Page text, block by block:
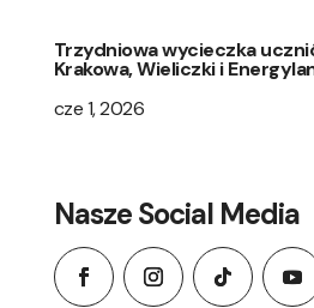
Trzydniowa wycieczka
Krakowa, Wieliczki i
cze 1, 2026
Nasze Social Media